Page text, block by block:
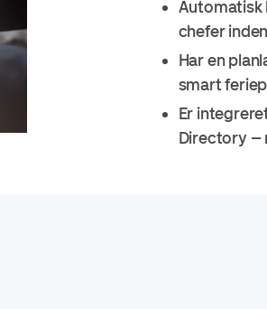
Automatisk
chefer
Har en
smart
Er
Directory –